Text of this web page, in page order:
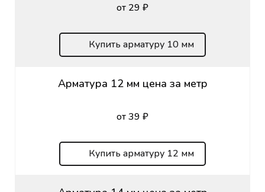
от 29 ₽
Купить арматуру 10 мм
Арматура 12 мм цена за метр
от 39 ₽
Купить арматуру 12 мм